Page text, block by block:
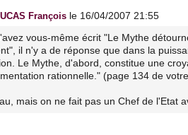
François le 16/04/2007 21:55
vous-même écrit "Le Mythe
il n'y a de réponse que dans la
Le Mythe, d'abord, constitue une
rationnelle." (page 134 de
mais on ne fait pas un Chef de l'Etat